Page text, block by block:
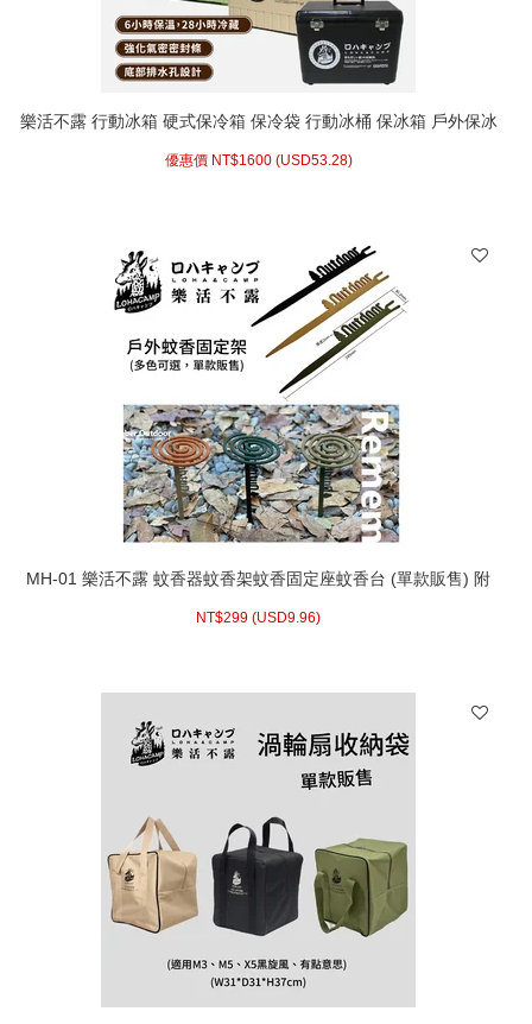
樂活不露 行動冰箱 硬式保冷箱 保冷袋 行動冰桶 保冰箱 戶外保冰
優惠價 NT$1600 (USD53.28)
MH-01 樂活不露 蚊香器蚊香架蚊香固定座蚊香台 (單款販售) 附
NT$299 (USD9.96)